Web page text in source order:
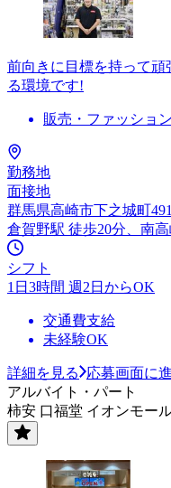
前向きに目標を持って頑
る環境です!
販売・ファッショ
勤務地
面接地
群馬県高崎市下之城町
倉賀野駅 徒歩20分、南
シフト
1日3時間 週2日からOK
交通費支給
未経験OK
詳細を見る
応募画面に
アルバイト・パート
柿安 口福堂 イオンモー